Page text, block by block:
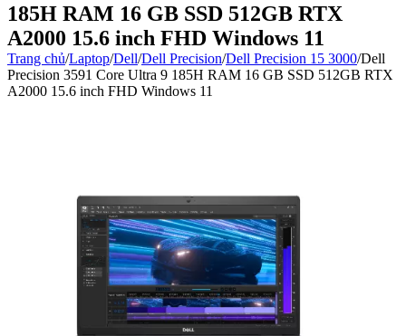
185H RAM 16 GB SSD 512GB RTX
A2000 15.6 inch FHD Windows 11
Trang chủ/Laptop/Dell/Dell Precision/Dell Precision 15 3000/Dell
Precision 3591 Core Ultra 9 185H RAM 16 GB SSD 512GB RTX
A2000 15.6 inch FHD Windows 11